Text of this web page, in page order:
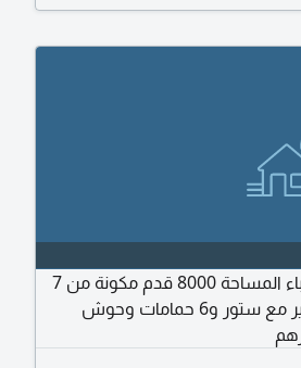
فيلا للبيع في الشارقة منطقة الشهباء المساحة 8000 قدم مكونة من 7
غرف نوم وصالة ومجلس ومطبخ كبير مع ستور و6 حمامات وحوش